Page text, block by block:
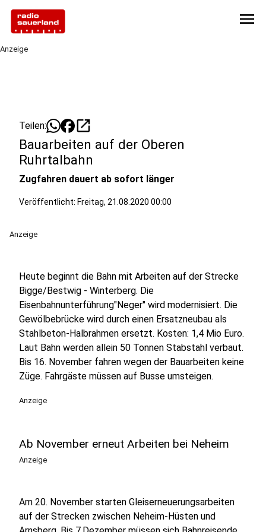
menu
Anzeige
Teilen: open_in_new
Bauarbeiten auf der Oberen
Ruhrtalbahn
Zugfahren dauert ab sofort länger
Veröffentlicht: Freitag, 21.08.2020 00:00
Anzeige
Heute beginnt die Bahn mit Arbeiten auf der Strecke
Bigge/Bestwig - Winterberg. Die
Eisenbahnunterführung"Neger" wird modernisiert. Die
Gewölbebrücke wird durch einen Ersatzneubau als
Stahlbeton-Halbrahmen ersetzt. Kosten: 1,4 Mio Euro.
Laut Bahn werden allein 50 Tonnen Stabstahl verbaut.
Bis 16. November fahren wegen der Bauarbeiten keine
Züge. Fahrgäste müssen auf Busse umsteigen.
Anzeige
Ab November erneut Arbeiten bei Neheim
Anzeige
Am 20. November starten Gleiserneuerungsarbeiten
auf der Strecken zwischen Neheim-Hüsten und